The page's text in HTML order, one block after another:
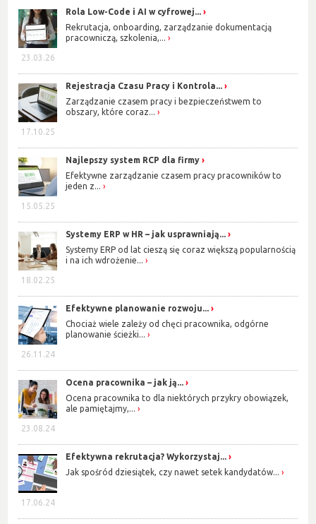
23.03.26
Rola Low-Code i AI w cyfrowej...
Rekrutacja, onboarding, zarządzanie dokumentacją
pracowniczą, szkolenia,...
17.10.25
Rejestracja Czasu Pracy i Kontrola...
Zarządzanie czasem pracy i bezpieczeństwem to
obszary, które coraz...
15.05.25
Najlepszy system RCP dla firmy
Efektywne zarządzanie czasem pracy pracowników to
jeden z...
18.02.25
Systemy ERP w HR – jak usprawniają...
Systemy ERP od lat cieszą się coraz większą popularnością
i na ich wdrożenie...
26.11.24
Efektywne planowanie rozwoju...
Chociaż wiele zależy od chęci pracownika, odgórne
planowanie ścieżki...
23.08.24
Ocena pracownika – jak ją...
Ocena pracownika to dla niektórych przykry obowiązek,
ale pamiętajmy,...
17.06.24
Efektywna rekrutacja? Wykorzystaj...
Jak spośród dziesiątek, czy nawet setek kandydatów...